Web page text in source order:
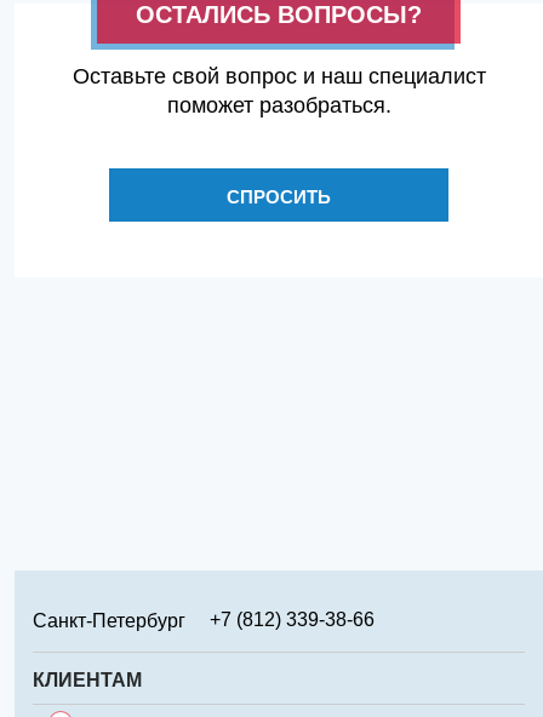
ОСТАЛИСЬ ВОПРОСЫ?
Оставьте свой вопрос и наш специалист
поможет разобраться.
СПРОСИТЬ
Санкт-Петербург
+7 (812) 339-38-66
Москва
+7 (499) 346-65-02
КЛИЕНТАМ
Сервис